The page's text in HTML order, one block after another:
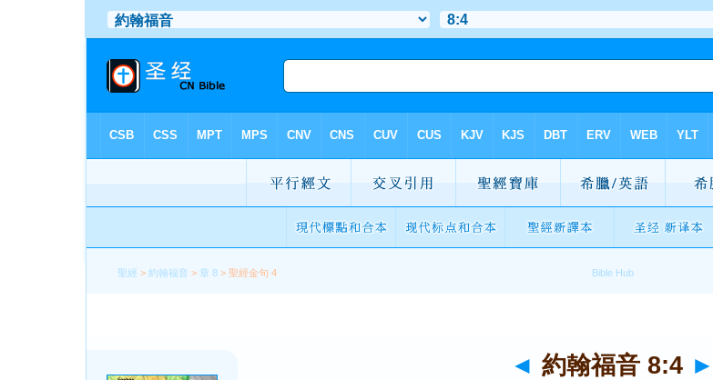
聖經 >約翰福音 > 章 8 > 聖經金句 4
◄ 約翰福音 8:4 ►